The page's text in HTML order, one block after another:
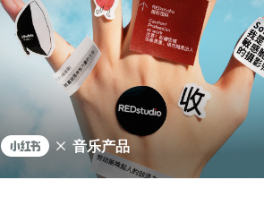
音乐产品